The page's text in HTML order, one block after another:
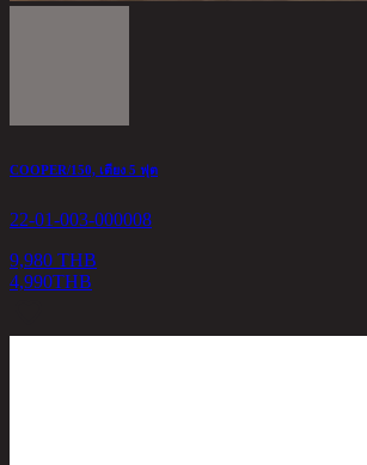
COOPER/150, เตียง 5 ฟุต
22-01-003-000008
9,980 THB
4,990THB